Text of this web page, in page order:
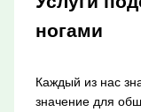
ногами
Каждый из нас
значение для